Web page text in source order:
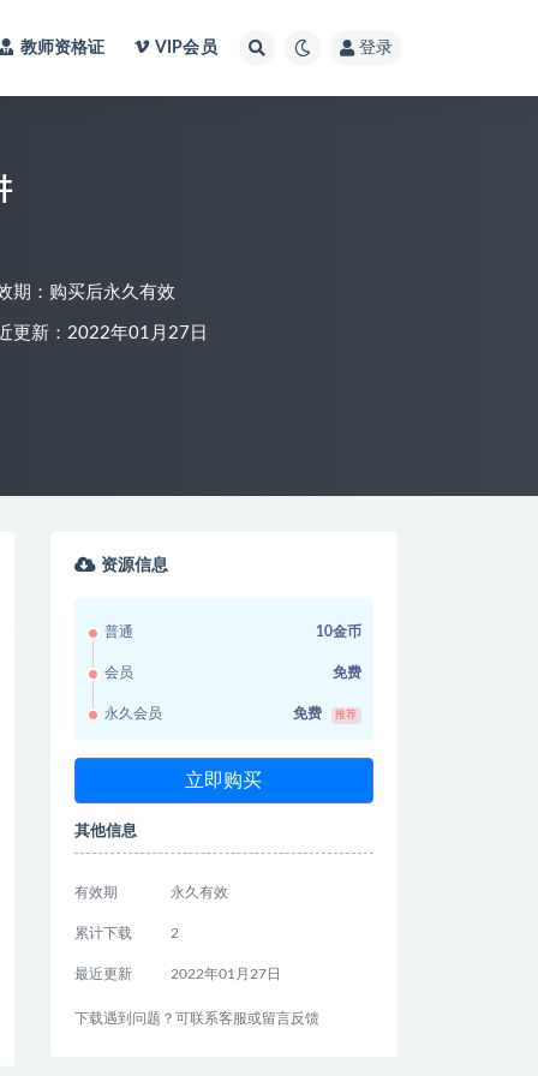
教师资格证 VIP会员 登录
期：购买后永久有效
更新：2022年01月27日
资源信息
普通 10金币
会员 免费
永久会员 免费 推荐
立即购买
其他信息
有效期 永久有效
累计下载 2
最近更新 2022年01月27日
下载遇到问题？可联系客服或留言反馈